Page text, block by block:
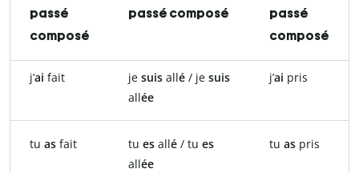
passé
composé
passé composé
passé
composé
j’ai fait je suis allé / je suis
allée
j’ai pris
tu as fait tu es allé / tu es
allée
tu as pris